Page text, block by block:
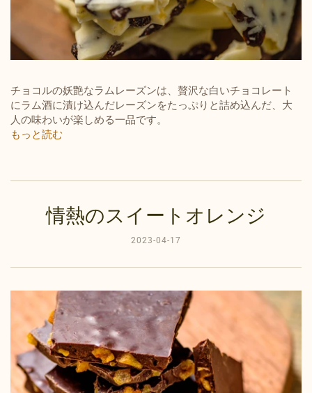
チョコルの妖艶なラムレーズンは、贅沢な白いチョコレート
にラム酒に漬け込んだレーズンをたっぷりと詰め込んだ、大
人の味わいが楽しめる一品です。
もっと読む
情熱のスイートオレンジ
2023-04-17